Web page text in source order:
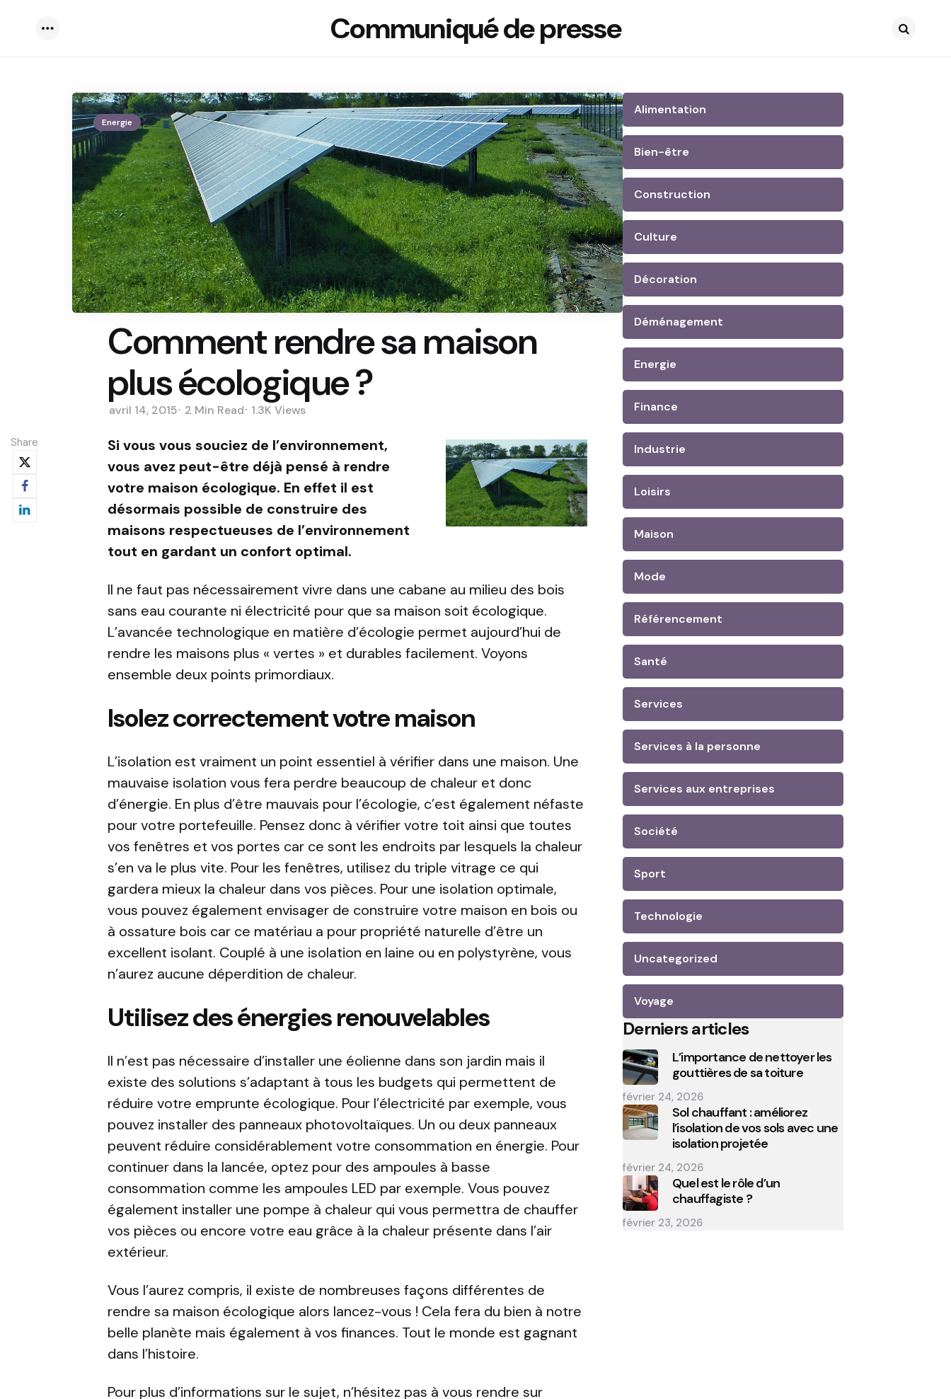
Communiqué de presse
Energie
Comment rendre sa maison
plus écologique ?
avril 14, 2015 2 Min Read 1.3K Views
Share
Si vous vous souciez de l’environnement,
vous avez peut-être déjà pensé à rendre
votre maison écologique. En effet il est
désormais possible de construire des
maisons respectueuses de l’environnement
tout en gardant un confort optimal.
Il ne faut pas nécessairement vivre dans une cabane au milieu des bois
sans eau courante ni électricité pour que sa maison soit écologique.
L’avancée technologique en matière d’écologie permet aujourd’hui de
rendre les maisons plus « vertes » et durables facilement. Voyons
ensemble deux points primordiaux.
Isolez correctement votre maison
L’isolation est vraiment un point essentiel à vérifier dans une maison. Une
mauvaise isolation vous fera perdre beaucoup de chaleur et donc
d’énergie. En plus d’être mauvais pour l’écologie, c’est également néfaste
pour votre portefeuille. Pensez donc à vérifier votre toit ainsi que toutes
vos fenêtres et vos portes car ce sont les endroits par lesquels la chaleur
s’en va le plus vite. Pour les fenêtres, utilisez du triple vitrage ce qui
gardera mieux la chaleur dans vos pièces. Pour une isolation optimale,
vous pouvez également envisager de construire votre maison en bois ou
à ossature bois car ce matériau a pour propriété naturelle d’être un
excellent isolant. Couplé à une isolation en laine ou en polystyrène, vous
n’aurez aucune déperdition de chaleur.
Utilisez des énergies renouvelables
Il n’est pas nécessaire d’installer une éolienne dans son jardin mais il
existe des solutions s’adaptant à tous les budgets qui permettent de
réduire votre emprunte écologique. Pour l’électricité par exemple, vous
pouvez installer des panneaux photovoltaïques. Un ou deux panneaux
peuvent réduire considérablement votre consommation en énergie. Pour
continuer dans la lancée, optez pour des ampoules à basse
consommation comme les ampoules LED par exemple. Vous pouvez
également installer une pompe à chaleur qui vous permettra de chauffer
vos pièces ou encore votre eau grâce à la chaleur présente dans l’air
extérieur.
Vous l’aurez compris, il existe de nombreuses façons différentes de
rendre sa maison écologique alors lancez-vous ! Cela fera du bien à notre
belle planète mais également à vos finances. Tout le monde est gagnant
dans l’histoire.
Pour plus d’informations sur le sujet, n’hésitez pas à vous rendre sur
Alimentation
Bien-être
Construction
Culture
Décoration
Déménagement
Energie
Finance
Industrie
Loisirs
Maison
Mode
Référencement
Santé
Services
Services à la personne
Services aux entreprises
Société
Sport
Technologie
Uncategorized
Voyage
Derniers articles
L’importance de nettoyer les
gouttières de sa toiture
février 24, 2026
Sol chauffant : améliorez
l’isolation de vos sols avec une
isolation projetée
février 24, 2026
Quel est le rôle d’un
chauffagiste ?
février 23, 2026